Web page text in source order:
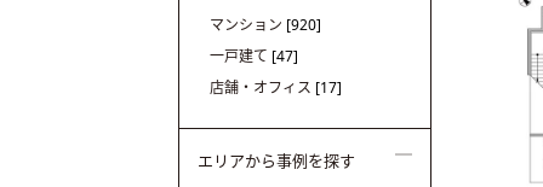
マンション [920]
一戸建て [47]
店舗・オフィス [17]
エリアから事例を探す